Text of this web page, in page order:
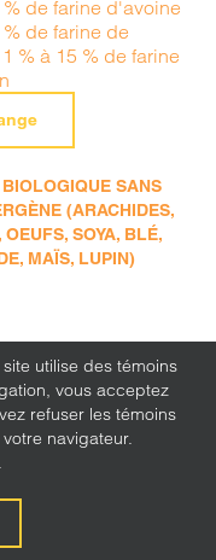
de farine d'avoine
de farine de
% à 15 % de farine
SANS
(ARACHIDES,
SOYA, BLÉ,
MAÏS, LUPIN)
utilise des témoins
vous acceptez
refuser les témoins
navigateur.